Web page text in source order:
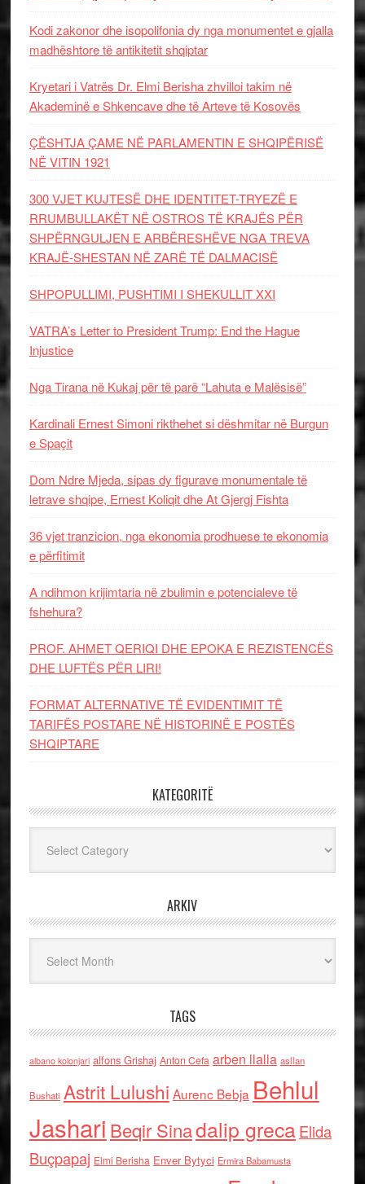
Kodi zakonor dhe isopolifonia dy nga monumentet e gjalla
madhështore të antikitetit shqiptar
Kryetari i Vatrës Dr. Elmi Berisha zhvilloi takim në
Akademinë e Shkencave dhe të Arteve të Kosovës
ÇËSHTJA ÇAME NË PARLAMENTIN E SHQIPËRISË
NË VITIN 1921
300 VJET KUJTESË DHE IDENTITET-TRYEZË E
RRUMBULLAKËT NË OSTROS TË KRAJËS PËR
SHPËRNGULJEN E ARBËRESHËVE NGA TREVA
KRAJË-SHESTAN NË ZARË TË DALMACISË
SHPOPULLIMI, PUSHTIMI I SHEKULLIT XXI
VATRA’s Letter to President Trump: End the Hague
Injustice
Nga Tirana në Kukaj për të parë “Lahuta e Malësisë”
Kardinali Ernest Simoni rikthehet si dëshmitar në Burgun
e Spaçit
Dom Ndre Mjeda, sipas dy figurave monumentale të
letrave shqipe, Ernest Koliqit dhe At Gjergj Fishta
36 vjet tranzicion, nga ekonomia prodhuese te ekonomia
e përfitimit
A ndihmon krijimtaria në zbulimin e potencialeve të
fshehura?
PROF. AHMET QERIQI DHE EPOKA E REZISTENCЁS
DHE LUFTЁS PЁR LIRI!
FORMAT ALTERNATIVE TË EVIDENTIMIT TË
TARIFËS POSTARE NË HISTORINË E POSTËS
SHQIPTARE
KATEGORITË
ARKIV
TAGS
albano kolonjari alfons Grishaj Anton Cefa arben llalla asllan
Bushati Astrit Lulushi Aurenc Bebja Behlul
Jashari Beqir Sinadalip grecaElida
Buçpapaj Elmi Berisha Enver Bytyci Ermira Babamusta